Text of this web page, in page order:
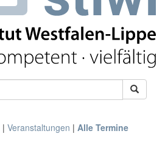
| Veranstaltungen | Alle Termine